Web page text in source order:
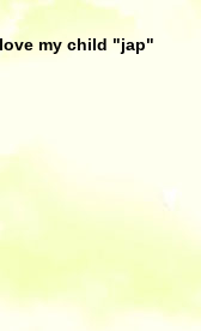
my child "jap"